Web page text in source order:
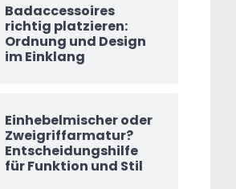
Badaccessoires
richtig platzieren:
Ordnung und Design
im Einklang
Einhebelmischer oder
Zweigriffarmatur?
Entscheidungshilfe
für Funktion und Stil